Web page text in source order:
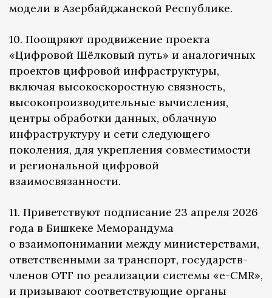
модели в Азербайджанской Республике.
10. Поощряют продвижение проекта
«Цифровой Шёлковый путь» и аналогичных
проектов цифровой инфраструктуры,
включая высокоскоростную связность,
высокопроизводительные вычисления,
центры обработки данных, облачную
инфраструктуру и сети следующего
поколения, для укрепления совместимости
и региональной цифровой
взаимосвязанности.
11. Приветствуют подписание 23 апреля 2026
года в Бишкеке Меморандума
о взаимопонимании между министерствами,
ответственными за транспорт, государств-
членов ОТГ по реализации системы «e-CMR»,
и призывают соответствующие органы